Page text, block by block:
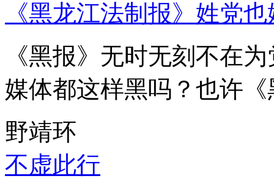
《黑龙江法制报》姓党
《黑报》无时无刻不在
媒体都这样黑吗？也许
野靖环
不虚此行